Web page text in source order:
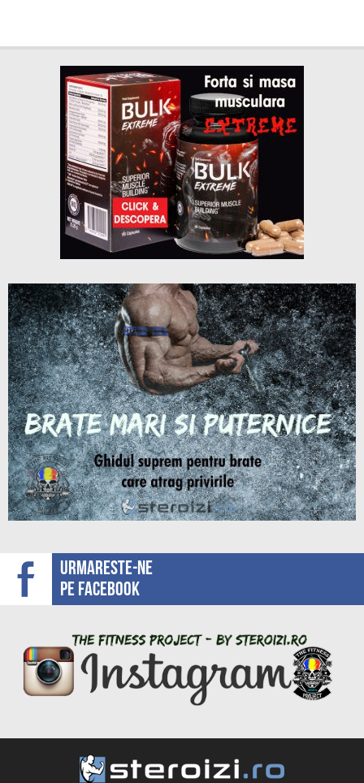
Urmareste-ne
pe facebook